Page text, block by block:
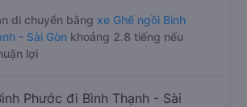
di chuyển bằng xe Ghế ngồi Bình
- Sài Gòn khoảng 2.8 tiếng nếu
lợi
Phước đi Bình Thạnh - Sài